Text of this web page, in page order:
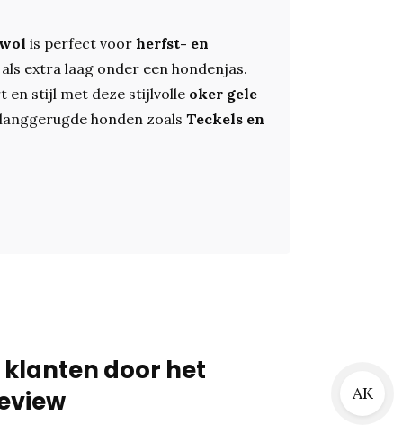
is perfect voor herfst- en
extra laag onder een hondenjas.
en stijl met deze stijlvolle oker gele
honden zoals Teckels en
klanten door het
AK